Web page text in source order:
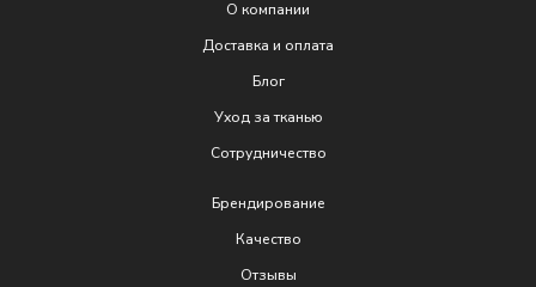
О компании
Доставка и оплата
Блог
Уход за тканью
Сотрудничество
Брендирование
Качеcтво
Отзывы